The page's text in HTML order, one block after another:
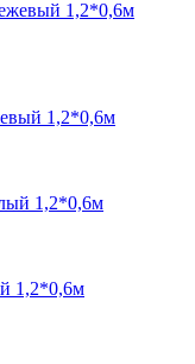
1,2*0,6м
1,2*0,6м